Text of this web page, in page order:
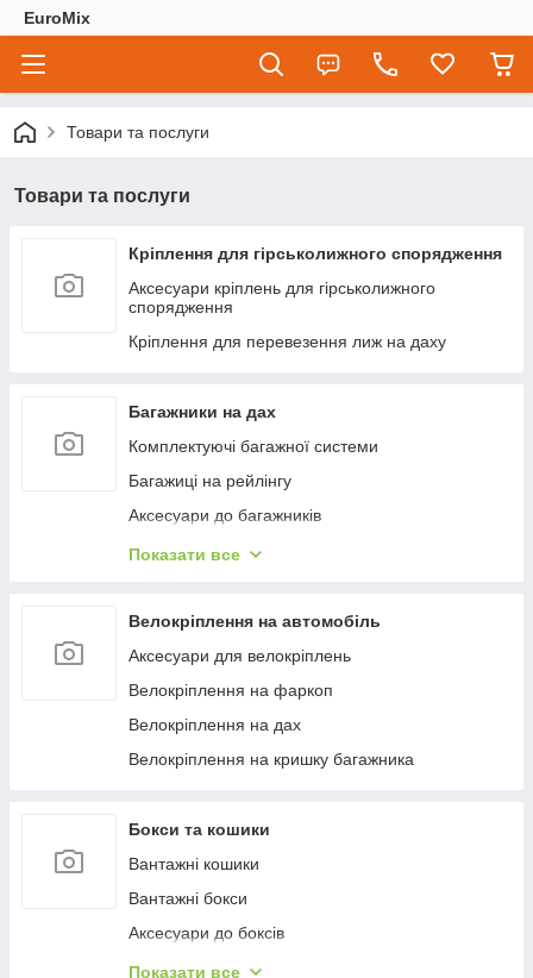
EuroMix
Товари та послуги
Товари та послуги
Кріплення для гірськолижного спорядження
Аксесуари кріплень для гірськолижного
спорядження
Кріплення для перевезення лиж на даху
Багажники на дах
Комплектуючі багажної системи
Багажиці на рейлінгу
Аксесуари до багажників
Багажиці в штатне місце
Багажиці на інтегровані рейлінги
Багажники на водості
Показати все
Велокріплення на автомобіль
Аксесуари для велокріплень
Велокріплення на фаркоп
Велокріплення на дах
Велокріплення на кришку багажника
Бокси та кошики
Вантажні кошики
Вантажні бокси
Аксесуари до боксів
Палатки на дах
Показати все